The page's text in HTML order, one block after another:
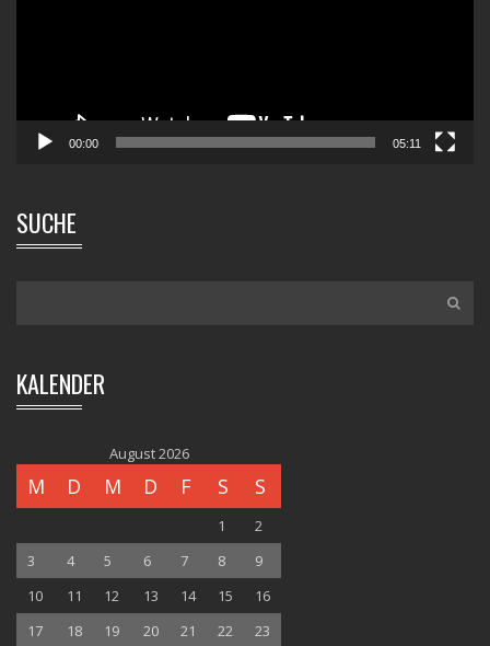
00:00 05:11
SUCHE
KALENDER
August 2026
M D M D F S S
1
2
3
4 5 6 7 8
9
10
11 12 13 14 15
16
17
18 19 20 21 22 23